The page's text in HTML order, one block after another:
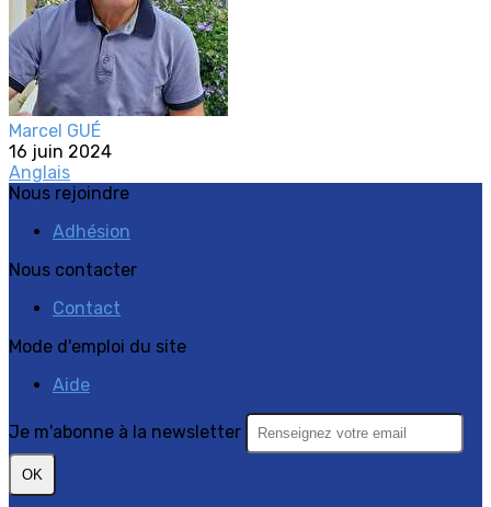
Marcel GUÉ
16 juin 2024
Anglais
Nous rejoindre
Adhésion
Nous contacter
Contact
Mode d'emploi du site
Aide
Je m'abonne à la newsletter
OK